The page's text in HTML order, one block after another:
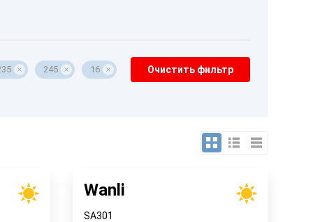
245 16 Очистить фильтр
Wanli
SA301